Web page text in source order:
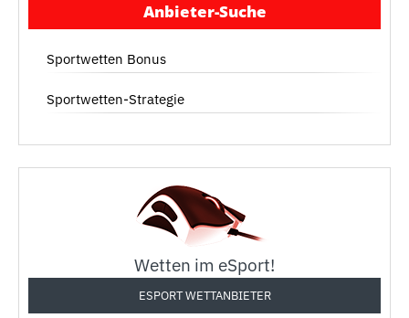
Anbieter-Suche
Sportwetten Bonus
Sportwetten-Strategie
Wetten im eSport!
ESPORT WETTANBIETER